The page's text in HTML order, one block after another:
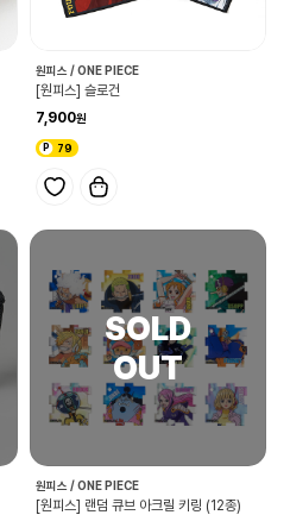
원피스 / ONE PIECE
[원피스] 슬로건
7,900
79
원피스 / ONE PIECE
[원피스] 랜덤 큐브 아크릴 키링 (12종)